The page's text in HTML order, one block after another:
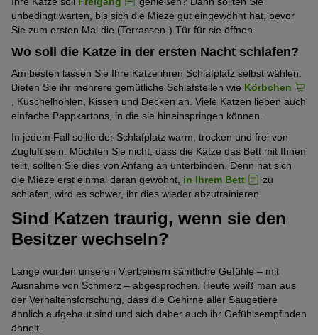
unbedingt warten, bis sich die Mieze gut eingewöhnt hat, bevor
Sie zum ersten Mal die (Terrassen-) Tür für sie öffnen.
Wo soll die Katze in der ersten Nacht schlafen?
Am besten lassen Sie Ihre Katze ihren Schlafplatz selbst wählen.
Bieten Sie ihr mehrere gemütliche Schlafstellen wie Körbchen
, Kuschelhöhlen, Kissen und Decken an. Viele Katzen lieben auch
einfache Pappkartons, in die sie hineinspringen können.
In jedem Fall sollte der Schlafplatz warm, trocken und frei von
Zugluft sein. Möchten Sie nicht, dass die Katze das Bett mit Ihnen
teilt, sollten Sie dies von Anfang an unterbinden. Denn hat sich
die Mieze erst einmal daran gewöhnt, in Ihrem Bett
zu
schlafen, wird es schwer, ihr dies wieder abzutrainieren.
Sind Katzen traurig, wenn sie den
Besitzer wechseln?
Lange wurden unseren Vierbeinern sämtliche Gefühle – mit
Ausnahme von Schmerz – abgesprochen. Heute weiß man aus
der Verhaltensforschung, dass die Gehirne aller Säugetiere
ähnlich aufgebaut sind und sich daher auch ihr Gefühlsempfinden
ähnelt.